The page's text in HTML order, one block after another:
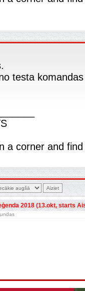
testa
a corner and
2018 (13.okt, starts